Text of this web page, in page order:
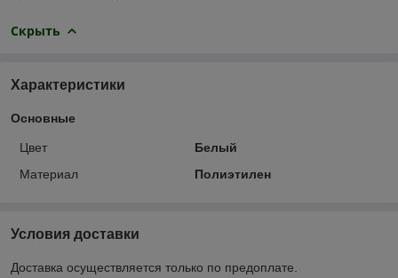
Скрыть
Характеристики
Основные
Цвет
Белый
Материал
Полиэтилен
Условия доставки
Доставка осуществляется только по предоплате.